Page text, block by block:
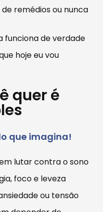
remédios ou nunca
funciona de verdade
hoje eu vou
quer é
que imagina!
lutar contra o sono
foco e leveza
ou tensão